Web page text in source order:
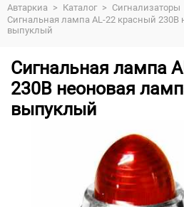
Автаркиа > Каталог > Сигнализаторы
Сигнальная лампа AL-22 красный 230В
выпуклый
Сигнальная лампа
230В неоновая
выпуклый